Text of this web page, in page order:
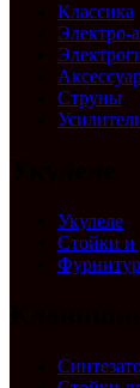
Классика
Электро-
Струны
Укулеле
Стойки и